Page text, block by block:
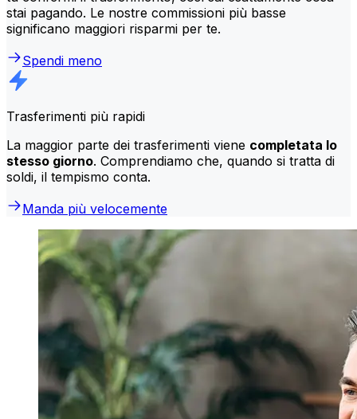
stai pagando. Le nostre commissioni più basse
significano maggiori risparmi per te.
Spendi meno
Trasferimenti più rapidi
La maggior parte dei trasferimenti viene completata lo
stesso giorno. Comprendiamo che, quando si tratta di
soldi, il tempismo conta.
Manda più velocemente